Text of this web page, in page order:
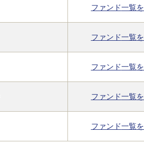
ファンド一覧
ファンド一覧
ファンド一覧
ファンド一覧
ファンド一覧